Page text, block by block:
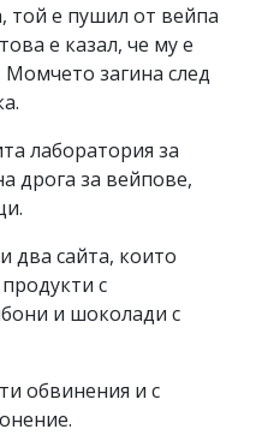
той е пушил от вейпа
е казал, че му е
загина след
лаборатория за
дрога за вейпове,
сайта, които
с
и шоколади с
обвинения и с